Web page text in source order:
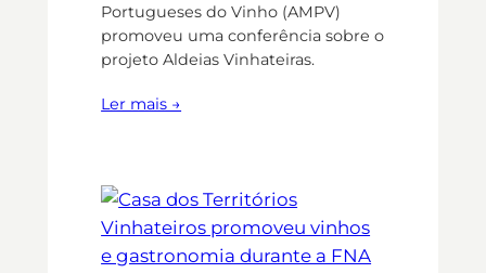
Portugueses do Vinho (AMPV)
promoveu uma conferência sobre o
projeto Aldeias Vinhateiras.
Ler mais →